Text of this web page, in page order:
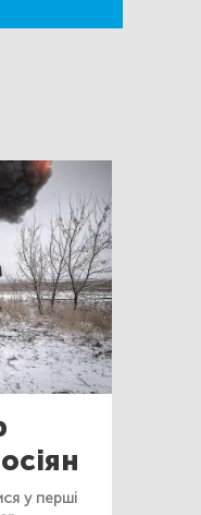
у перші